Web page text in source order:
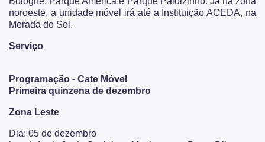
noroeste, a unidade móvel irá até a Instituição ACEDA, na
Morada do Sol.
Serviço
Programação - Cate Móvel
Primeira quinzena de dezembro
Zona Leste
Dia: 05 de dezembro